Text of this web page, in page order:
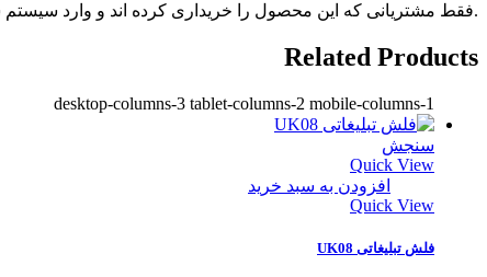
.فقط مشتریانی که این محصول را خریداری کرده اند و وارد سیستم
Related Products
desktop-columns-3 tablet-columns-2 mobile-columns-1
سنجش
Quick View
افزودن به سبد خرید
Quick View
فلش تبلیغاتی UK08